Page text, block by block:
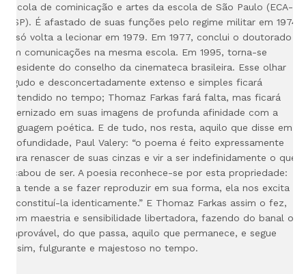
escola de cominicação e artes da escola de São Paulo (ECA-
USP). É afastado de suas funções pelo regime militar em 1974
e só volta a lecionar em 1979. Em 1977, conclui o doutorado
em comunicações na mesma escola. Em 1995, torna-se
presidente do conselho da cinemateca brasileira. Esse olhar
agudo e desconcertadamente extenso e simples ficará
estendido no tempo; Thomaz Farkas fará falta, mas ficará
eternizado em suas imagens de profunda afinidade com a
linguagem poética. E de tudo, nos resta, aquilo que disse em
profundidade, Paul Valery: “o poema é feito expressamente
para renascer de suas cinzas e vir a ser indefinidamente o que
acabou de ser. A poesia reconhece-se por esta propriedade:
ela tende a se fazer reproduzir em sua forma, ela nos excita a
reconstituí-la identicamente.” E Thomaz Farkas assim o fez,
com maestria e sensibilidade libertadora, fazendo do banal o
improvável, do que passa, aquilo que permanece, e segue
assim, fulgurante e majestoso no tempo.